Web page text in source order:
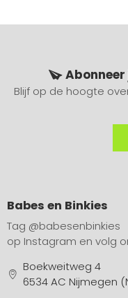
Blijf op de hoogte
Babes en Binkies
Tag @babesenbinkies
op Instagram en volg
Boekweitweg 4
6534 AC Nijmegen